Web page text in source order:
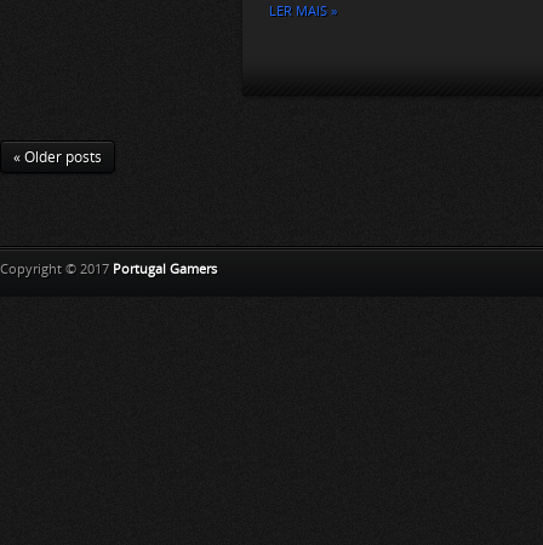
LER MAIS »
« Older posts
Copyright © 2017 Portugal Gamers